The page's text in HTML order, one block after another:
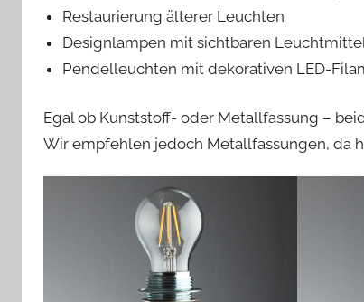
Restaurierung älterer Leuchten
Designlampen mit sichtbaren
Pendelleuchten mit dekorativen LED-
Egal ob Kunststoff- oder Metallfassung –
Wir empfehlen jedoch Metallfassungen, da